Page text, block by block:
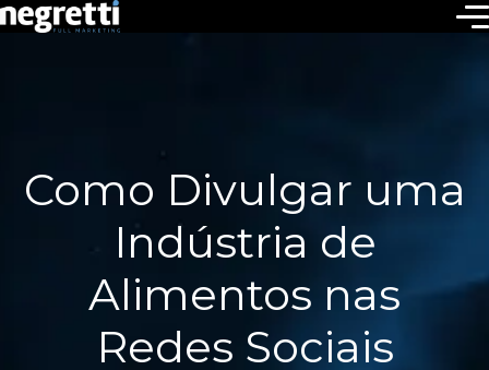
Como Divulgar uma
Indústria de
Alimentos nas
Redes Sociais